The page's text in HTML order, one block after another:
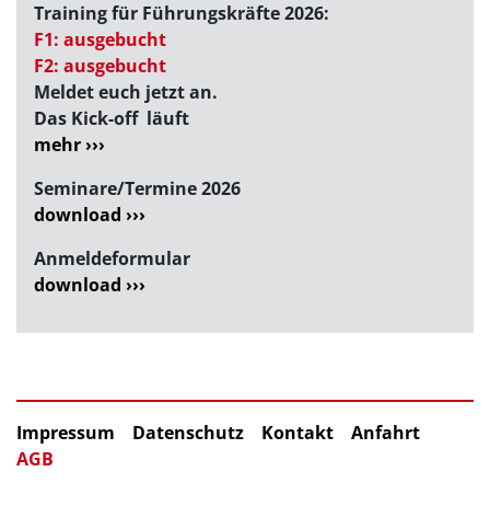
Training für Führungskräfte 2026:
F1: ausgebucht
F2: ausgebucht
Meldet euch jetzt an.
Das Kick-off läuft
mehr ›››
Seminare/Termine 2026
download ›››
Anmeldeformular
download ›››
Impressum Datenschutz Kontakt
Anfahrt
AGB